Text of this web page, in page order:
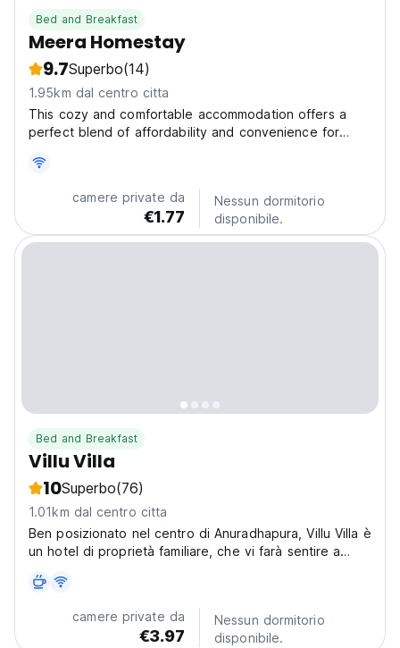
Bed and Breakfast
Meera Homestay
9.7Superbo(14)
1.95km dal centro citta
This cozy and comfortable accommodation offers a
perfect blend of affordability and convenience for
two well-appointed bedrooms, each equipped with an
attached private bathroom for your utmost comfort
camere private da
€1.77
Nessun dormitorio
disponibile.
Bed and Breakfast
Villu Villa
10Superbo(76)
1.01km dal centro citta
Ben posizionato nel centro di Anuradhapura, Villu Villa è
un hotel di proprietà familiare, che vi farà sentire a
camere private da
€3.97
Nessun dormitorio
disponibile.